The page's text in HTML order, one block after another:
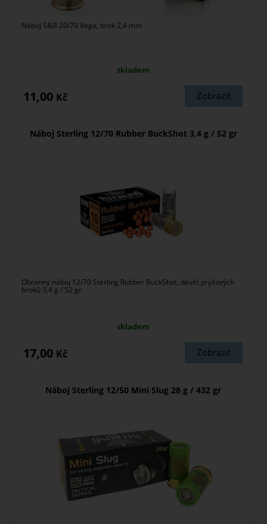
Náboj S&B 20/70 Vega, brok 2,4 mm
skladem
Zobrazit
11,00 Kč
Náboj Sterling 12/70 Rubber BuckShot 3,4 g / 52 gr
Obranný náboj 12/70 Sterling Rubber BuckShot, devět pryžových
broků 3,4 g / 52 gr
skladem
Zobrazit
17,00 Kč
Náboj Sterling 12/50 Mini Slug 28 g / 432 gr